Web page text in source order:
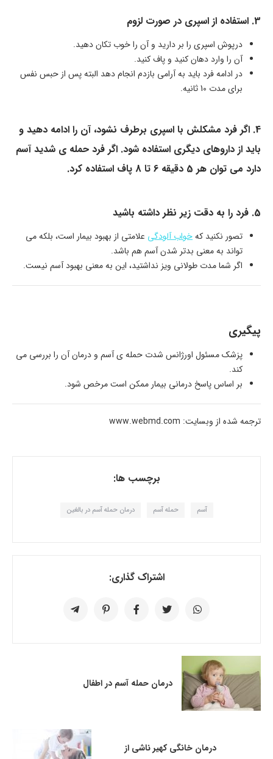
3. استفاده از اسپری در صورت لزوم
درپوش اسپری را بر دارید و آن را خوب تکان دهید.
آن را وارد دهان کنید و پاف کنید.
در ادامه فرد باید به آرامی بازدم انجام دهد البته پس از حبس نفس
برای مدت 10 ثانیه.
4. اگر فرد مشکلش با اسپری برطرف نشود، آن را ادامه دهید و
باید از داروهای دیگری استفاده شود. اگر فرد حمله ی شدید آسم
دارد می توان هر 5 دقیقه 6 تا 8 پاف استفاده کرد.
5. فرد را به دقت زیر نظر داشته باشید
تصور نکنید کهخواب آلودگی علامتی از بهبود بیمار است، بلکه می
تواند به معنی بدتر شدن آسم هم باشد.
اگر شما مدت طولانی ویز نداشتید، این به معنی بهبود آسم نیست.
پیگیری
پزشک مسئول اورژانس شدت حمله ی آسم و درمان آن را بررسی می
کند.
بر اساس پاسخ درمانی بیمار ممکن است مرخص شود.
ترجمه شده از وبسایت: www.webmd.com
برچسب ها:
آسم حمله آسم درمان حمله آسم در بالغین
اشتراک گذاری:
درمان حمله آسم در اطفال
درمان خانگی کهیر ناشی از